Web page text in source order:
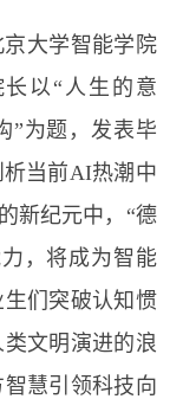
京大学智能学院
以“人生的意
”为题，发表毕
当前AI热潮中
新纪元中，“德
，将成为智能
们突破认知惯
文明演进的浪
慧引领科技向